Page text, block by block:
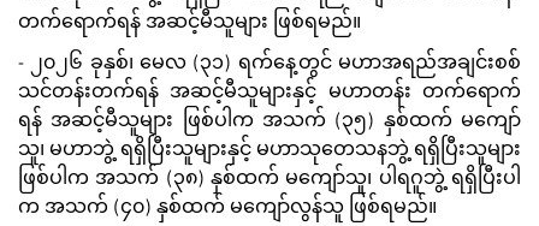
တက်ရောက်ရန် အဆင့်မီသူများ ဖြစ်ရမည်။
- ၂၀၂၆ ခုနှစ်၊ မေလ (၃၁) ရက်နေ့တွင် မဟာအရည်အချင်းစစ်
သင်တန်းတက်ရန် အဆင့်မီသူများနှင့် မဟာတန်း တက်ရောက်
ရန် အဆင့်မီသူများ ဖြစ်ပါက အသက် (၃၅) နှစ်ထက် မကျော်
သူ၊ မဟာဘွဲ့ ရရှိပြီးသူများနှင့် မဟာသုတေသနဘွဲ့ ရရှိပြီးသူများ
ဖြစ်ပါက အသက် (၃၈) နှစ်ထက် မကျော်သူ၊ ပါရဂူဘွဲ့ ရရှိပြီးပါ
က အသက် (၄၀) နှစ်ထက် မကျော်လွန်သူ ဖြစ်ရမည်။